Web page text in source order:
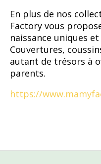
En plus de nos
Factory vous
naissance uniques
Couvertures,
autant de trésors à
parents.
https://